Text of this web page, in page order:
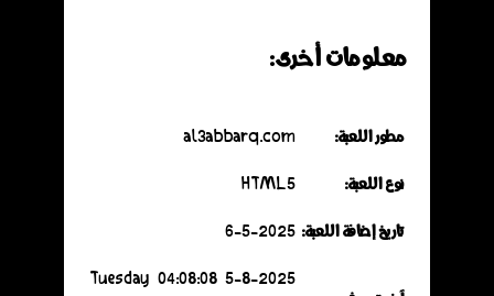
معلومات أخرى:
مطور اللعبة:
al3abbarq.com
نوع اللعبة:
HTML5
تاريخ إضافة اللعبة: 6-5-2025
5-8-2025 Tuesday 04:08:08